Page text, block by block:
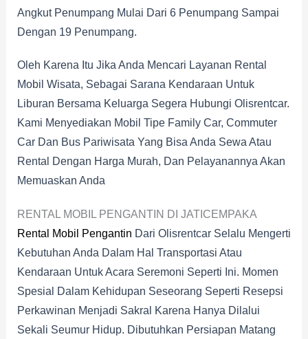
Angkut Penumpang Mulai Dari 6 Penumpang Sampai
Dengan 19 Penumpang.
Oleh Karena Itu Jika Anda Mencari Layanan Rental
Mobil Wisata, Sebagai Sarana Kendaraan Untuk
Liburan Bersama Keluarga Segera Hubungi Olisrentcar.
Kami Menyediakan Mobil Tipe Family Car, Commuter
Car Dan Bus Pariwisata Yang Bisa Anda Sewa Atau
Rental Dengan Harga Murah, Dan Pelayanannya Akan
Memuaskan Anda
RENTAL MOBIL PENGANTIN DI JATICEMPAKA
Rental Mobil Pengantin Dari Olisrentcar Selalu Mengerti
Kebutuhan Anda Dalam Hal Transportasi Atau
Kendaraan Untuk Acara Seremoni Seperti Ini. Momen
Spesial Dalam Kehidupan Seseorang Seperti Resepsi
Perkawinan Menjadi Sakral Karena Hanya Dilalui
Sekali Seumur Hidup. Dibutuhkan Persiapan Matang